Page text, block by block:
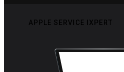
APPLE SERVICE IXPERT